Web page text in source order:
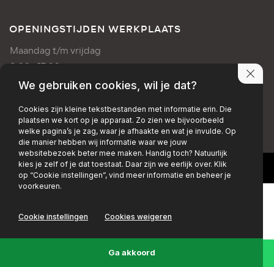
OPENINGSTIJDEN WERKPLAATS
Maandag t/m vrijdag
8:00 - 17:00 uur
+EMAIL +FACEBOOK+INSTAGRAM
We gebruiken cookies, wil je dat?
Cookies zijn kleine tekstbestanden met informatie erin. Die
plaatsen we kort op je apparaat. Zo zien we bijvoorbeeld
welke pagina’s je zag, waar je afhaakte en wat je invulde. Op
die manier hebben wij informatie waar we jouw
websitebezoek beter mee maken. Handig toch? Natuurlijk
kies je zelf of je dat toestaat. Daar zijn we eerlijk over. Klik
op “Cookie instellingen”, vind meer informatie en beheer je
voorkeuren.
Cookie instellingen Cookies weigeren
Ga akkoord